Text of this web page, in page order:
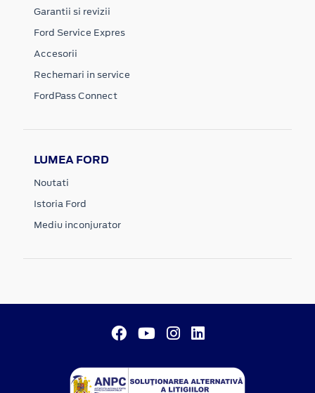
Garantii si revizii
Ford Service Expres
Accesorii
Rechemari in service
FordPass Connect
LUMEA FORD
Noutati
Istoria Ford
Mediu inconjurator